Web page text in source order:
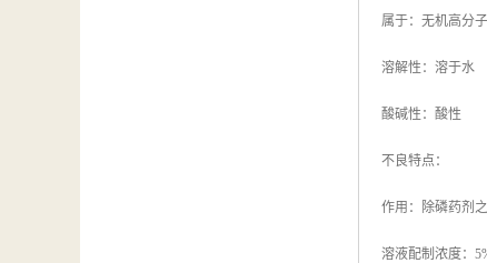
属于：无机高分
溶解性：溶于水
酸碱性：酸性
不良特点：
作用：除磷药剂
溶液配制浓度：